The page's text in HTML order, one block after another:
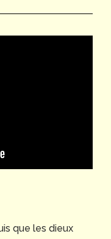
que les dieux